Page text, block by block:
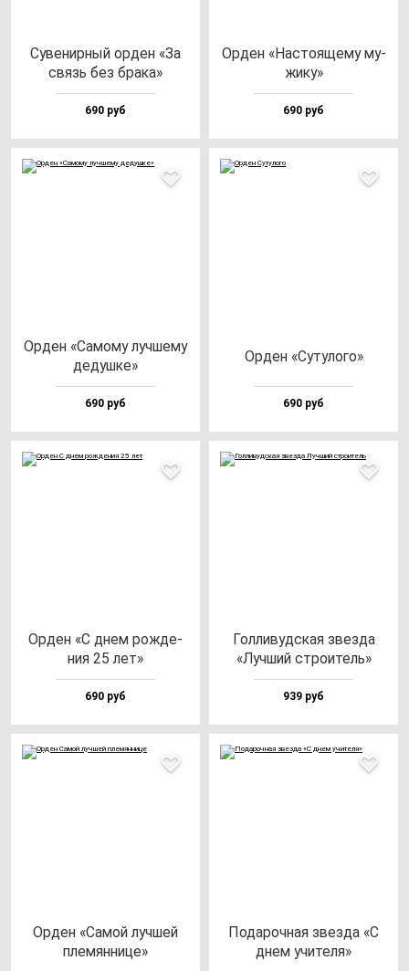
Суве­нир­ный ор­ден «За
связь без бра­ка»
690 руб
Орден «Нас­то­яще­му му­
жи­ку»
690 руб
Орден «Само­му луч­ше­му
де­душ­ке»
690 руб
Орден «Суту­ло­го»
690 руб
Орден «С днем рож­де­
ния 25 лет»
690 руб
Гол­ли­вуд­ская звез­да
«Луч­ший стро­итель»
939 руб
Орден «Самой луч­шей
пле­мян­ни­це»
Пода­роч­ная звез­да «С
днем учи­те­ля»